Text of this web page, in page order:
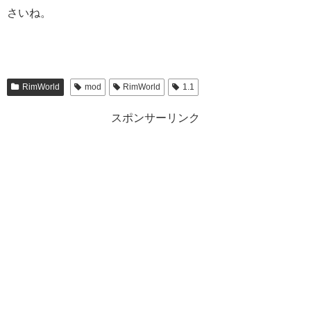
さいね。
RimWorld mod RimWorld 1.1
スポンサーリンク